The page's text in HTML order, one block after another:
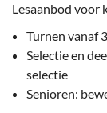
Lesaanbod voor
Turnen vanaf
Selectie en
selectie
Senioren: